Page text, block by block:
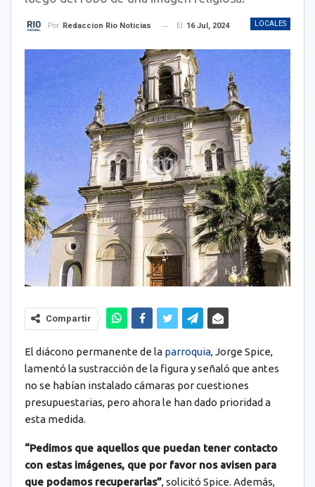
LOCALES
Por Redaccion Rio Noticias El 16 Jul, 2024
Compartir
El diácono permanente de la parroquia, Jorge Spice,
lamentó la sustracción de la figura y señaló que antes
no se habían instalado cámaras por cuestiones
presupuestarias, pero ahora le han dado prioridad a
esta medida.
“Pedimos que aquellos que puedan tener contacto
con estas imágenes, que por favor nos avisen para
que podamos recuperarlas”, solicitó Spice. Además,